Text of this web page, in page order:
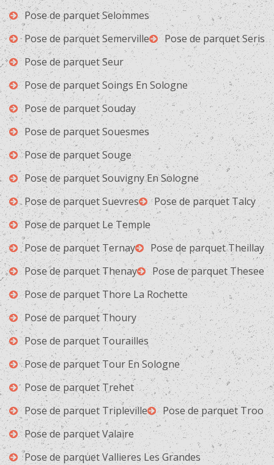
Pose de parquet Selommes
Pose de parquet Semerville
Pose de parquet Seris
Pose de parquet Seur
Pose de parquet Soings En Sologne
Pose de parquet Souday
Pose de parquet Souesmes
Pose de parquet Souge
Pose de parquet Souvigny En Sologne
Pose de parquet Suevres
Pose de parquet Talcy
Pose de parquet Le Temple
Pose de parquet Ternay
Pose de parquet Theillay
Pose de parquet Thenay
Pose de parquet Thesee
Pose de parquet Thore La Rochette
Pose de parquet Thoury
Pose de parquet Tourailles
Pose de parquet Tour En Sologne
Pose de parquet Trehet
Pose de parquet Tripleville
Pose de parquet Troo
Pose de parquet Valaire
Pose de parquet Vallieres Les Grandes